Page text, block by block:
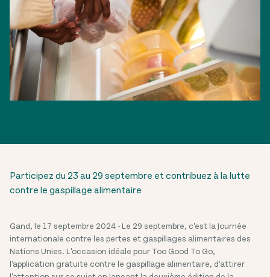
Participez du 23 au 29 septembre et contribuez à la lutte
contre le gaspillage alimentaire
Gand, le 17 septembre 2024 - Le 29 septembre, c'est la Journée
internationale contre les pertes et gaspillages alimentaires des
Nations Unies. L'occasion idéale pour Too Good To Go,
l'application gratuite contre le gaspillage alimentaire, d'attirer